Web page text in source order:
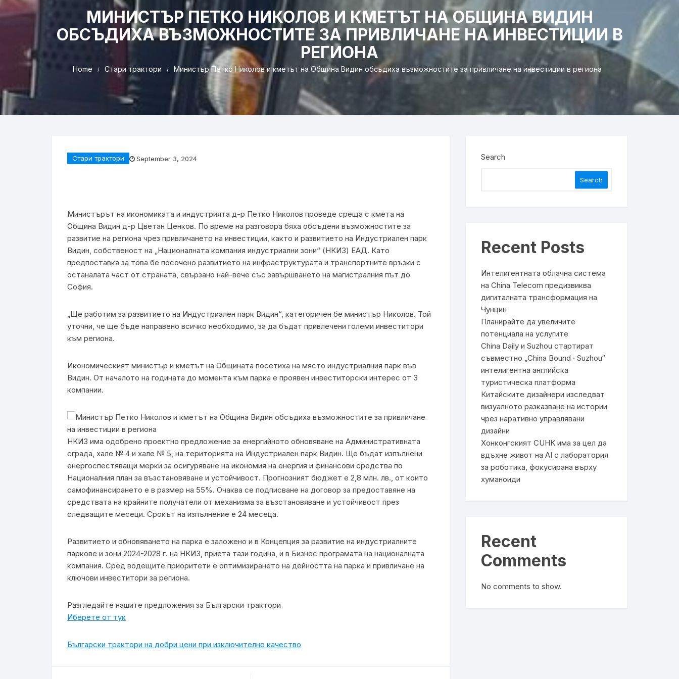
МИНИСТЪР ПЕТКО НИКОЛОВ И КМЕТЪТ НА ОБЩИНА ВИДИН
ОБСЪДИХА ВЪЗМОЖНОСТИТЕ ЗА ПРИВЛИЧАНЕ НА ИНВЕСТИЦИИ В
РЕГИОНА
Home Стари трактори Министър Петко Николов и кметът на Община Видин обсъдиха възможностите за привличане на инвестиции в региона
Стари трактори September 3, 2024
Министърът на икономиката и индустрията д-р Петко Николов проведе среща с кмета на
Община Видин д-р Цветан Ценков. По време на разговора бяха обсъдени възможностите за
развитие на региона чрез привличането на инвестиции, както и развитието на Индустриален парк
Видин, собственост на „Националната компания индустриални зони“ (НКИЗ) ЕАД. Като
предпоставка за това бе посочено развитието на инфраструктурата и транспортните връзки с
останалата част от страната, свързано най-вече със завършването на магистралния път до
София.
„Ще работим за развитието на Индустриален парк Видин“, категоричен бе министър Николов. Той
уточни, че ще бъде направено всичко необходимо, за да бъдат привлечени големи инвеститори
към региона.
Икономическият министър и кметът на Общината посетиха на място индустриалния парк във
Видин. От началото на годината до момента към парка е проявен инвеститорски интерес от 3
компании.
НКИЗ има одобрено проектно предложение за енергийното обновяване на Административната
сграда, хале № 4 и хале № 5, на територията на Индустриален парк Видин. Ще бъдат изпълнени
енергоспестяващи мерки за осигуряване на икономия на енергия и финансови средства по
Националния план за възстановяване и устойчивост. Прогнозният бюджет е 2,8 млн. лв., от които
самофинансирането е в размер на 55%. Очаква се подписване на договор за предоставяне на
средствата на крайните получатели от механизма за възстановяване и устойчивост през
следващите месеци. Срокът на изпълнение е 24 месеца.
Развитието и обновяването на парка е заложено и в Концепция за развитие на индустриалните
паркове и зони 2024-2028 г. на НКИЗ, приета тази година, и в Бизнес програмата на националната
компания. Сред водещите приоритети е оптимизирането на дейността на парка и привличане на
ключови инвеститори за региона.
Разгледайте нашите предложения за Български трактори
Иберете от тук
Български трактори на добри цени при изключително качество
Search
Search
Recent Posts
Интелигентната облачна система
на China Telecom предизвиква
дигиталната трансформация на
Чунцин
Планирайте да увеличите
потенциала на услугите
China Daily и Suzhou стартират
съвместно „China Bound · Suzhou“
интелигентна английска
туристическа платформа
Китайските дизайнери изследват
визуалното разказване на истории
чрез наративно управлявани
дизайни
Хонконгският CUHK има за цел да
вдъхне живот на AI с лаборатория
за роботика, фокусирана върху
хуманоиди
Recent
Comments
No comments to show.